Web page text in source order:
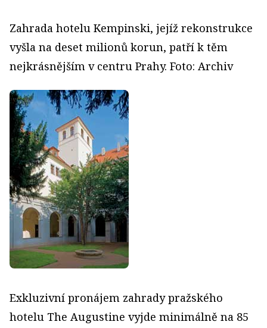
Zahrada hotelu Kempinski, jejíž rekonstrukce
vyšla na deset milionů korun, patří k těm
nejkrásnějším v centru Prahy. Foto: Archiv
Exkluzivní pronájem zahrady pražského
hotelu The Augustine vyjde minimálně na 85